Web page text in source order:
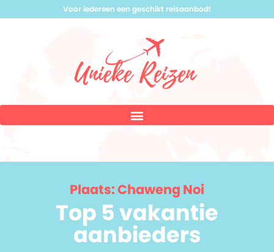
Voor iedereen een geschikt reisaanbod!
Plaats: Chaweng Noi
Top 5 vakantie
aanbieders